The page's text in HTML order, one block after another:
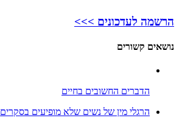
הרשמה לעדכונים >>>
נושאים קשורים
הדברים החשובים בחיים
הרגלי מין של נשים שלא מופיעים בסקרים